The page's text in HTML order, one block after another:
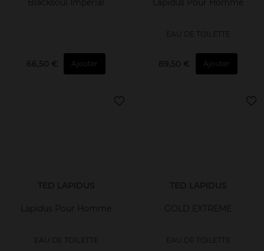
66,50 € Ajouter
EAU DE TOILETTE
89,50 € Ajouter
TED LAPIDUS
Lapidus Pour Homme
EAU DE TOILETTE
TED LAPIDUS
GOLD EXTREME
EAU DE TOILETTE